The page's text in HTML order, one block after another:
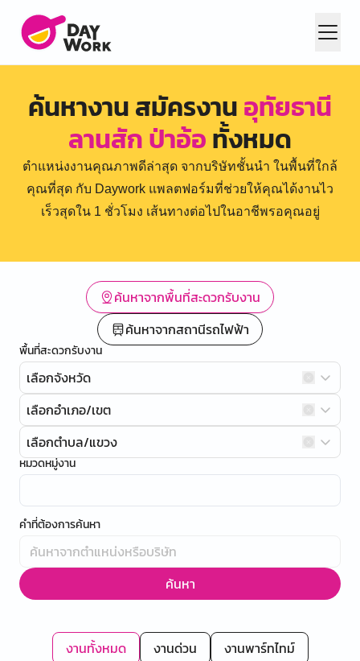
ค้นหางาน สมัครงานอุทัยธานี
ลานสัก ป่าอ้อทั้งหมด
ตำแหน่งงานคุณภาพดีล่าสุด จากบริษัทชั้นนำ ในพื้นที่ใกล้
คุณที่สุด กับ Daywork แพลตฟอร์มที่ช่วยให้คุณได้งานไว
เร็วสุดใน 1 ชั่วโมง เส้นทางต่อไปในอาชีพรอคุณอยู่
ค้นหาจากพื้นที่สะดวกรับงาน
ค้นหาจากสถานีรถไฟฟ้า
พื้นที่สะดวกรับงาน
เลือกจังหวัด
เลือกอำเภอ/เขต
เลือกตำบล/แขวง
หมวดหมู่งาน
คำที่ต้องการค้นหา
ค้นหา
งานทั้งหมด งานด่วน
งานพาร์ทไทม์